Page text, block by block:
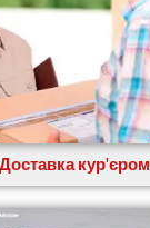
Доставка кур'єром